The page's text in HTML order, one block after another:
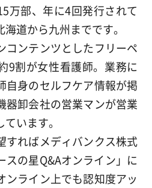
万部、年に4回発行されて
道から九州までです。
コンテンツとしたフリーペ
9割が女性看護師。業務に
自身のセルフケア情報が掲
器卸会社の営業マンが営業
います。
すればメディバンクス株式
スの星Q&Aオンライン」に
ンライン上でも認知度アッ